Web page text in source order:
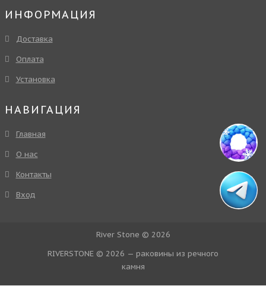
ИНФОРМАЦИЯ
Доставка
Оплата
Установка
НАВИГАЦИЯ
Главная
О нас
Контакты
Вход
River Stone © 2026
RIVERSTONE © 2026 — раковины из речного
камня